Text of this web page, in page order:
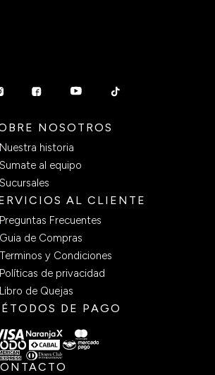
NOSOTROS
Nuestra historia
Sumate al equipo
Sucursales
AL CLIENTE
Preguntas Frecuentes
Guia de Compras
Terminos y Condiciones
Políticas de privacidad
Libro de Quejas
DE PAGO